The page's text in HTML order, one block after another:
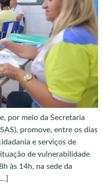
por meio da Secretaria
promove, entre os dias
e serviços de
de vulnerabilidade
às 14h, na sede da